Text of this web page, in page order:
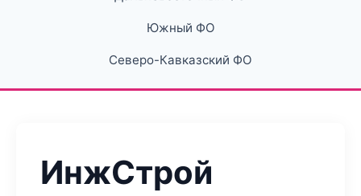
Южный ФО
Северо-Кавказский ФО
ИнжСтрой